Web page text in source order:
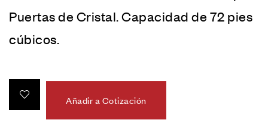
Puertas de Cristal. Capacidad de 72 pies
cúbicos.
Añadir a Cotización